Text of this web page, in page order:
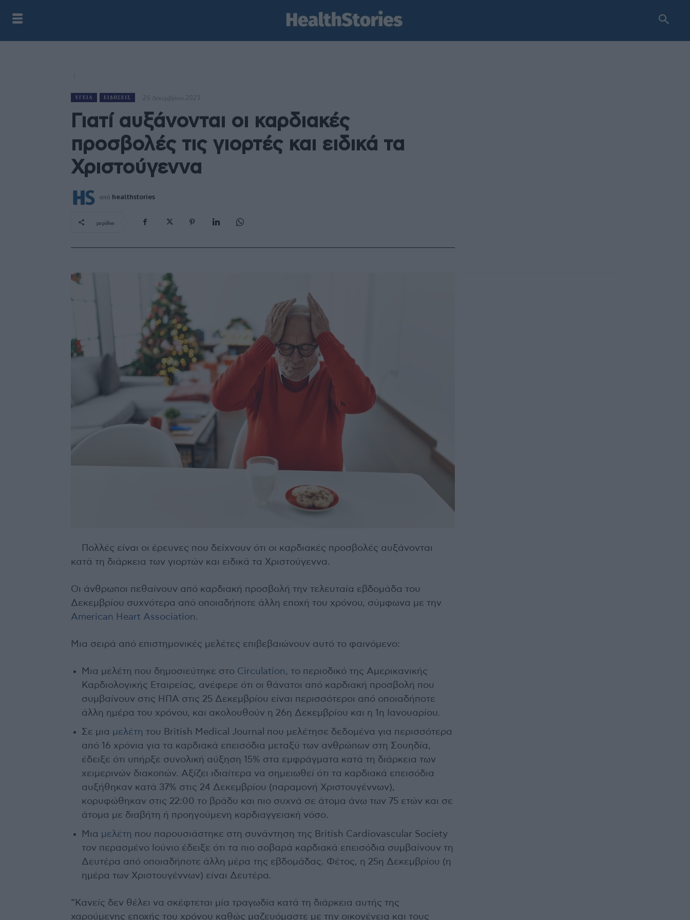
ΥΓΕΊΑ ΕΙΔΉΣΕΙΣ 25 Δεκεμβρίου 2023
Γιατί αυξάνονται οι καρδιακές
προσβολές τις γιορτές και ειδικά τα
Χριστούγεννα
από healthstories
μερίδιο
Πολλές είναι οι έρευνες που δείχνουν ότι οι καρδιακές προσβολές αυξάνονται
κατά τη διάρκεια των γιορτών και ειδικά τα Χριστούγεννα.
Οι άνθρωποι πεθαίνουν από καρδιακή προσβολή την τελευταία εβδομάδα του
Δεκεμβρίου συχνότερα από οποιαδήποτε άλλη εποχή του χρόνου, σύμφωνα με την
American Heart Association.
Μια σειρά από επιστημονικές μελέτες επιβεβαιώνουν αυτό το φαινόμενο:
Μια μελέτη που δημοσιεύτηκε στο Circulation, το περιοδικό της Αμερικανικής
Καρδιολογικής Εταιρείας, ανέφερε ότι οι θάνατοι από καρδιακή προσβολή που
συμβαίνουν στις ΗΠΑ στις 25 Δεκεμβρίου είναι περισσότεροι από οποιαδήποτε
άλλη ημέρα του χρόνου, και ακολουθούν η 26η Δεκεμβρίου και η 1η Ιανουαρίου.
Σε μια μελέτη του British Medical Journal που μελέτησε δεδομένα για περισσότερα
από 16 χρόνια για τα καρδιακά επεισόδια μεταξύ των ανθρώπων στη Σουηδία,
έδειξε ότι υπήρξε συνολική αύξηση 15% στα εμφράγματα κατά τη διάρκεια των
χειμερινών διακοπών. Αξίζει ιδιαίτερα να σημειωθεί ότι τα καρδιακά επεισόδια
αυξήθηκαν κατά 37% στις 24 Δεκεμβρίου (παραμονή Χριστουγέννων),
κορυφώθηκαν στις 22:00 το βράδυ και πιο συχνά σε άτομα άνω των 75 ετών και σε
άτομα με διαβήτη ή προηγούμενη καρδιαγγειακή νόσο.
Μια μελέτη που παρουσιάστηκε στη συνάντηση της British Cardiovascular Society
τον περασμένο Ιούνιο έδειξε ότι τα πιο σοβαρά καρδιακά επεισόδια συμβαίνουν τη
Δευτέρα από οποιαδήποτε άλλη μέρα της εβδομάδας. Φέτος, η 25η Δεκεμβρίου (η
ημέρα των Χριστουγέννων) είναι Δευτέρα.
“Κανείς δεν θέλει να σκέφτεται μία τραγωδία κατά τη διάρκεια αυτής της
χαρούμενης εποχής του χρόνου καθώς μαζευόμαστε με την οικογένεια και τους